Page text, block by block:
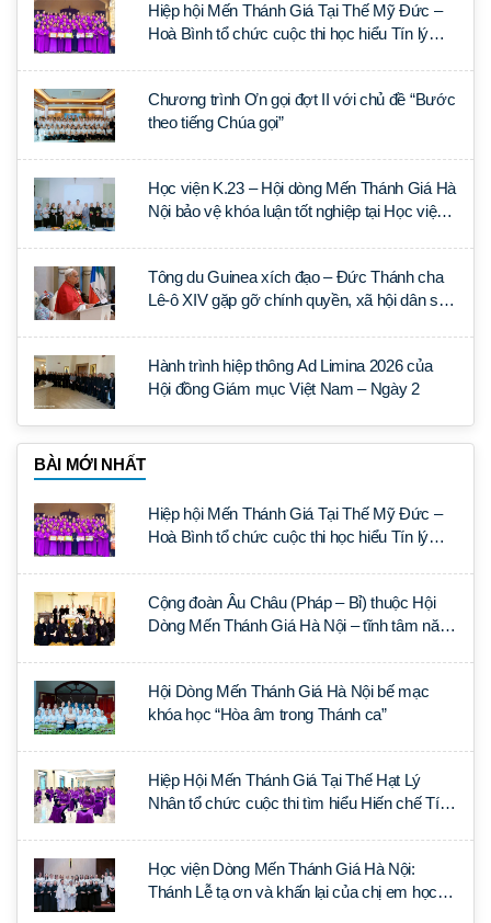
Hiệp hội Mến Thánh Giá Tại Thế Mỹ Đức –
Hoà Bình tổ chức cuộc thi học hiểu Tín lý
Chương trình Ơn gọi đợt II với chủ đề “Bước
theo tiếng Chúa gọi”
Học viện K.23 – Hội dòng Mến Thánh Giá Hà
Nội bảo vệ khóa luận tốt nghiệp tại Học viện
Tông du Guinea xích đạo – Đức Thánh cha
Lê-ô XIV gặp gỡ chính quyền, xã hội dân sự
Hành trình hiệp thông Ad Limina 2026 của
Hội đồng Giám mục Việt Nam – Ngày 2
BÀI MỚI NHẤT
Hiệp hội Mến Thánh Giá Tại Thế Mỹ Đức –
Hoà Bình tổ chức cuộc thi học hiểu Tín lý
Cộng đoàn Âu Châu (Pháp – Bỉ) thuộc Hội
Dòng Mến Thánh Giá Hà Nội – tĩnh tâm năm
Hội Dòng Mến Thánh Giá Hà Nội bế mạc
khóa học “Hòa âm trong Thánh ca”
Hiệp Hội Mến Thánh Giá Tại Thế Hạt Lý
Nhân tổ chức cuộc thi tìm hiểu Hiến chế Tín
Học viện Dòng Mến Thánh Giá Hà Nội:
Thánh Lễ tạ ơn và khấn lại của chị em học